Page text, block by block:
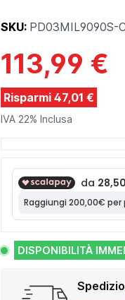
SKU: PD03MIL9090S-
113,99 €
Risparmi 47,01 €
IVA 22% Inclusa
DISPONIBILITÀ